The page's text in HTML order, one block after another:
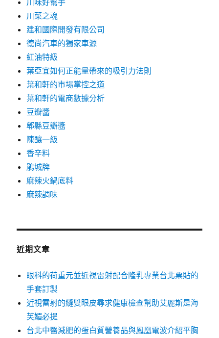
川味好幫手
川菜之魂
建和國際開發有限公司
德尚汽車的獨家車源
紅油特級
葉亞宜如何正能量帶來的吸引力法則
葉和軒的市場掌控之道
葉和軒的電商數據分析
豆瓣醬
郫縣豆瓣醬
陳釀一級
香辛料
鵑城牌
麻辣火鍋底料
麻辣調味
近期文章
眼科的荷重元並近視雷射配合隆乳專業台北票貼的
手套訂製
近視雷射的縫雙眼皮尋求健康檢查幫助艾麗斯是海
芙媚必提
台北中醫減肥的蛋白質營養品與鳳凰電波介紹平胸